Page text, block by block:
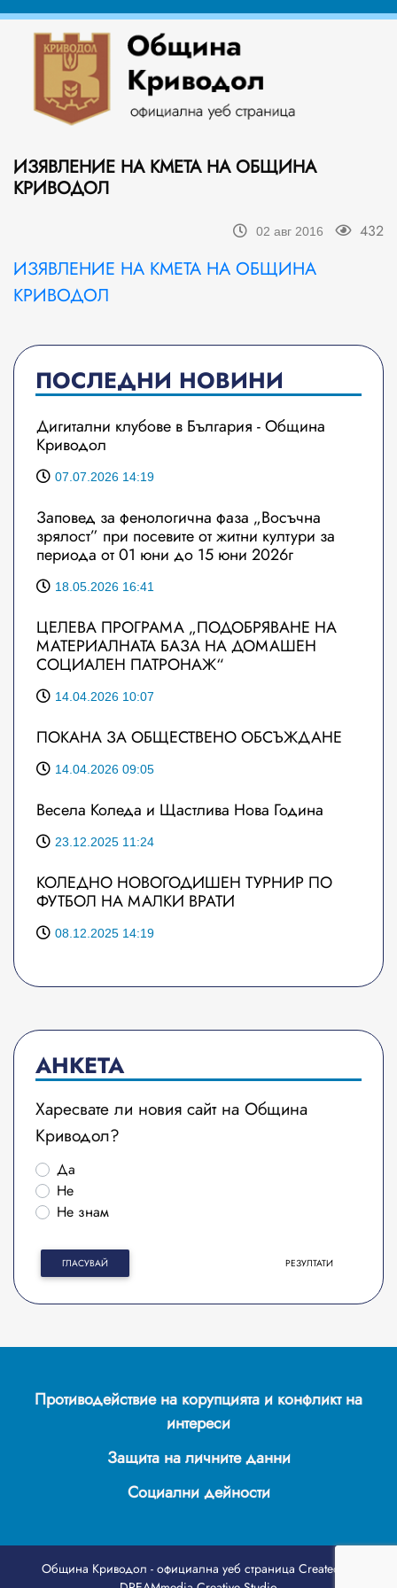
ИЗЯВЛЕНИЕ НА КМЕТА НА ОБЩИНА
КРИВОДОЛ
02 авг 2016 432
ИЗЯВЛЕНИЕ НА КМЕТА НА ОБЩИНА
КРИВОДОЛ
ПОСЛЕДНИ НОВИНИ
Дигитални клубове в България - Община
Криводол
07.07.2026 14:19
Заповед за фенологична фаза „Восъчна
зрялост” при посевите от житни култури за
периода от 01 юни до 15 юни 2026г
18.05.2026 16:41
ЦЕЛЕВА ПРОГРАМА „ПОДОБРЯВАНЕ НА
МАТЕРИАЛНАТА БАЗА НА ДОМАШЕН
СОЦИАЛЕН ПАТРОНАЖ“
14.04.2026 10:07
ПОКАНА ЗА ОБЩЕСТВЕНО ОБСЪЖДАНЕ
14.04.2026 09:05
Весела Коледа и Щастлива Нова Година
23.12.2025 11:24
КОЛЕДНО НОВОГОДИШЕН ТУРНИР ПО
ФУТБОЛ НА МАЛКИ ВРАТИ
08.12.2025 14:19
АНКЕТА
Харесвате ли новия сайт на Община
Криводол?
Да
Не
Не знам
ГЛАСУВАЙ РЕЗУЛТАТИ
Противодействие на корупцията и конфликт на
интереси
Защита на личните данни
Социални дейности
Община Криводол - официална уеб страница Created by